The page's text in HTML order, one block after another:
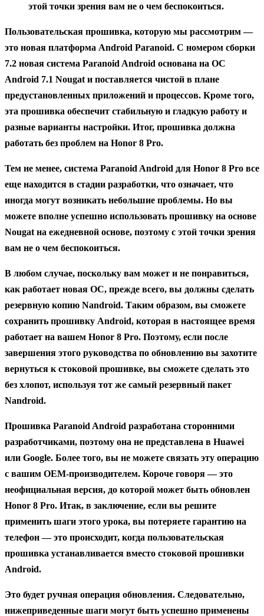
этой точки зрения вам не о чем беспокоиться.
Пользовательская прошивка, которую мы рассмотрим —
это новая платформа Android Paranoid. С номером сборки
7.2 новая система Paranoid Android основана на ОС
Android 7.1 Nougat и поставляется чистой в плане
предустановленных приложений и процессов. Кроме того,
эта прошивка обеспечит стабильную и гладкую работу и
разные варианты настройки. Итог, прошивка должна
работать без проблем на Honor 8 Pro.
Тем не менее, система Paranoid Android для Honor 8 Pro все
еще находится в стадии разработки, что означает, что
иногда могут возникать небольшие проблемы. Но вы
можете вполне успешно использовать прошивку на основе
Nougat на ежедневной основе, поэтому с этой точки зрения
вам не о чем беспокоиться.
В любом случае, поскольку вам может и не понравиться,
как работает новая ОС, прежде всего, вы должны сделать
резервную копию Nandroid. Таким образом, вы сможете
сохранить прошивку Android, которая в настоящее время
работает на вашем Honor 8 Pro. Поэтому, если после
завершения этого руководства по обновлению вы захотите
вернуться к стоковой прошивке, вы сможете сделать это
без хлопот, используя тот же самый резервный пакет
Nandroid.
Прошивка Paranoid Android разработана сторонними
разработчиками, поэтому она не представлена в Huawei
или Google. Более того, вы не можете связать эту операцию
с вашим OEM-производителем. Короче говоря — это
неофициальная версия, до которой может быть обновлен
Honor 8 Pro. Итак, в заключение, если вы решите
применить шаги этого урока, вы потеряете гарантию на
телефон — это происходит, когда пользовательская
прошивка устанавливается вместо стоковой прошивки
Android.
Это будет ручная операция обновления. Следовательно,
нижеприведенные шаги могут быть успешно применены